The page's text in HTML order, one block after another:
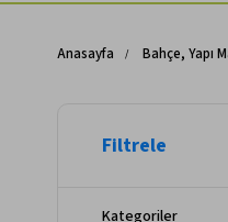
Anasayfa Bahçe, Yapı
Kategoriler